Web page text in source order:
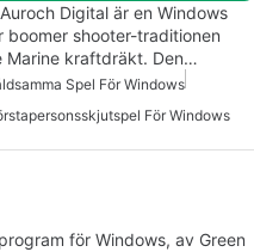
Digital är en Windows
shooter-traditionen
Marine kraftdräkt. Den…
Spel För Windows
För Windows
för Windows, av Green